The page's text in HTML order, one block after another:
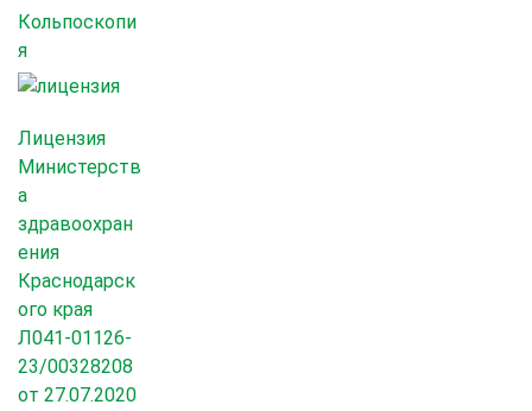
Кольпоскопи
я
Лицензия
Министерств
а
здравоохран
ения
Краснодарск
ого края
Л041-01126-
23/00328208
от 27.07.2020